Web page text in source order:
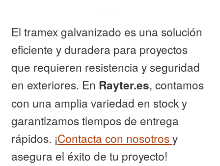
El tramex galvanizado es una solución
eficiente y duradera para proyectos
que requieren resistencia y seguridad
en exteriores. En Rayter.es, contamos
con una amplia variedad en stock y
garantizamos tiempos de entrega
rápidos. ¡Contacta con nosotrosy
asegura el éxito de tu proyecto!